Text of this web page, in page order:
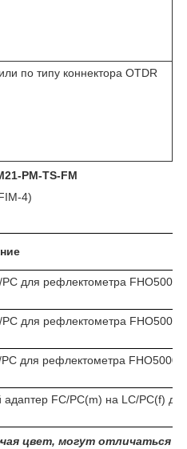
по типу коннектора OTDR
PM-TS-FM
4)
для рефлектометра FHO5000
для рефлектометра FHO5000
для рефлектометра FHO5000
адаптер FC/PC(m) на LC/PC(f)
цвет, могут отличаться